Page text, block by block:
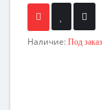
Наличие: Под заказ